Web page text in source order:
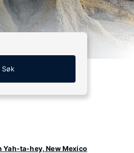
Søk
ta-hey, New Mexico